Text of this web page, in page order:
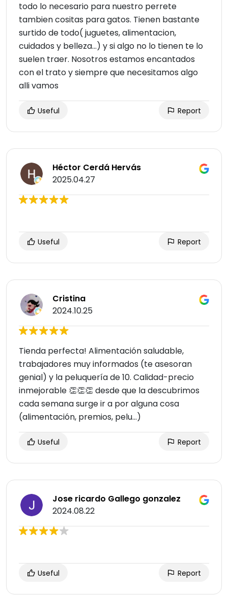
todo lo necesario para nuestro perrete
tambien cositas para gatos. Tienen bastante
surtido de todo( juguetes, alimentacion,
cuidados y belleza...) y si algo no lo tienen te lo
suelen traer. Nosotros estamos encantados
con el trato y siempre que necesitamos algo
alli vamos
Useful Report
Héctor Cerdá Hervás
2025.04.27
Useful Report
Cristina
2024.10.25
Tienda perfecta! Alimentación saludable,
trabajadores muy informados (te asesoran
genial) y la peluquería de 10. Calidad-precio
inmejorable 👏👏👏 desde que la descubrimos
cada semana surge ir a por alguna cosa
(alimentación, premios, pelu...)
Useful Report
Jose ricardo Gallego gonzalez
2024.08.22
Useful Report